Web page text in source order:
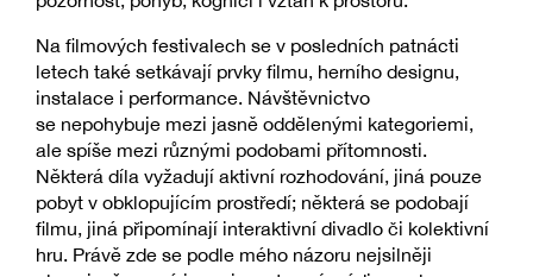
Na filmových festivalech se v posledních patnácti
letech také setkávají prvky filmu, herního designu,
instalace i performance. Návštěvnictvo
se nepohybuje mezi jasně oddělenými kategoriemi,
ale spíše mezi různými podobami přítomnosti.
Některá díla vyžadují aktivní rozhodování, jiná pouze
pobyt v obklopujícím prostředí; některá se podobají
filmu, jiná připomínají interaktivní divadlo či kolektivní
hru. Právě zde se podle mého názoru nejsilněji